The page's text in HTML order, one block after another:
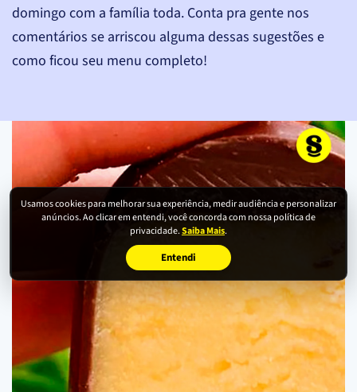
Usamos cookies para melhorar sua experiência, medir audiência e personalizar
anúncios. Ao clicar em entendi, você concorda com nossa política de
privacidade.Saiba Mais.
Entendi
domingo com a família toda. Conta pra gente nos
comentários se arriscou alguma dessas sugestões e
como ficou seu menu completo!